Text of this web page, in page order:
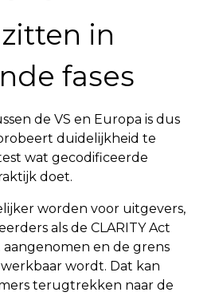
zitten in
fases
de VS en Europa is dus
duidelijkheid te
wat gecodificeerde
doet.
worden voor uitgevers,
als de CLARITY Act
en de grens
werkbaar wordt. Dat kan
terugtrekken naar de